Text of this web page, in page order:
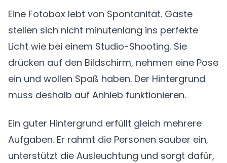
Eine Fotobox lebt von Spontanität. Gäste
stellen sich nicht minutenlang ins perfekte
Licht wie bei einem Studio-Shooting. Sie
drücken auf den Bildschirm, nehmen eine Pose
ein und wollen Spaß haben. Der Hintergrund
muss deshalb auf Anhieb funktionieren.
Ein guter Hintergrund erfüllt gleich mehrere
Aufgaben. Er rahmt die Personen sauber ein,
unterstützt die Ausleuchtung und sorgt dafür,